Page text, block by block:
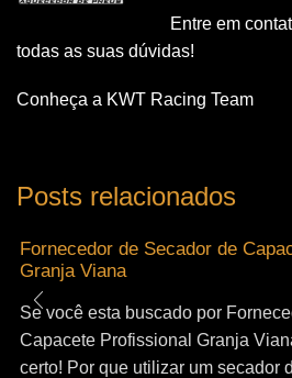
Entre em
todas as suas dúvidas!
Conheça a KWT Racing Team
Posts relacionados
Fornecedor de Secador de
Granja Viana
Se você esta buscado por
Capacete Profissional Granja
certo! Por que utilizar um secador